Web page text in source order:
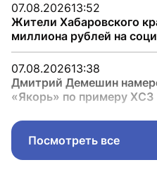
07.08.202613:52
Жители Хабаровского
миллиона рублей на
07.08.202613:38
Дмитрий Демешин
«Якорь» по примеру ХСЗ
Посмотреть все